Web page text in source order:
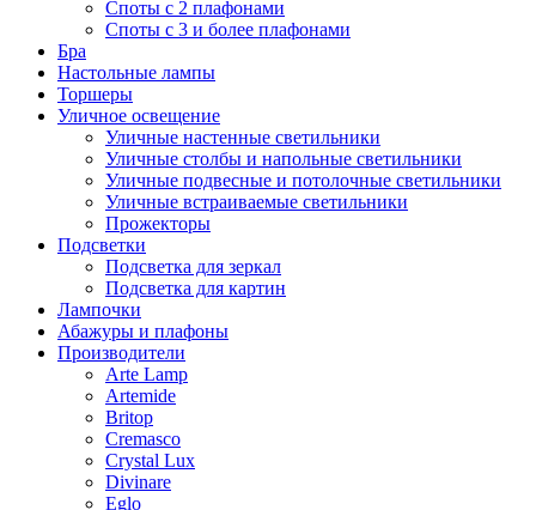
Споты с 2 плафонами
Споты с 3 и более плафонами
Бра
Настольные лампы
Торшеры
Уличное освещение
Уличные настенные светильники
Уличные столбы и напольные светильники
Уличные подвесные и потолочные светильники
Уличные встраиваемые светильники
Прожекторы
Подсветки
Подсветка для зеркал
Подсветка для картин
Лампочки
Абажуры и плафоны
Производители
Arte Lamp
Artemide
Britop
Cremasco
Crystal Lux
Divinare
Eglo